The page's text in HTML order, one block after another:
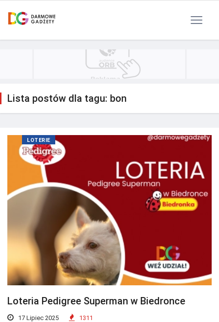
Lista postów dla tagu: bon
LOTERIE
Loteria Pedigree Superman w Biedronce
17 Lipiec 2025 1311